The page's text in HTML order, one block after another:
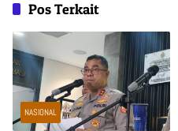
Pos Terkait
NASIONAL